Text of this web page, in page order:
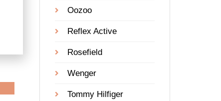
Oozoo
Reflex Active
Rosefield
Wenger
Tommy Hilfiger